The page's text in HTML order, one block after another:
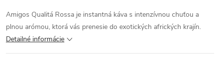
Amigos Qualitá Rossa je instantná káva s intenzívnou chuťou a
plnou arómou, ktorá vás prenesie do exotických afrických krajín.
Detailné informácie